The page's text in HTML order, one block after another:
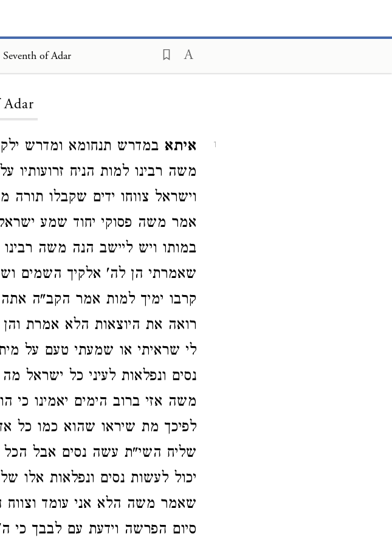
of Adar
Adar
1 איתא במדרש תנחומא ומדרש
משה רבינו למות הניח
וישראל צווחו ידים שקבלו תורה
אמר משה פסוקי יחוד שמע
במותו ויש ליישב הנה משה
שאמרתי הן לה' אלקיך השמים
קרבו ימיך למות אמר הקב"ה
רואה את היוצאות הלא אמרת
לי שראיתי או שמעתי טעם על
נסים ונפלאות לעיני כל ישראל
משה אזי ברוב הימים יאמינו כי
לפיכך מת שיראו שהוא כמו כל
שליח השי"ת עשה נסים אבל
יכול לעשות נסים ונפלאות אלו
שאמר משה הלא אני עומד
סיום הפרשה וידעת עם לבבך